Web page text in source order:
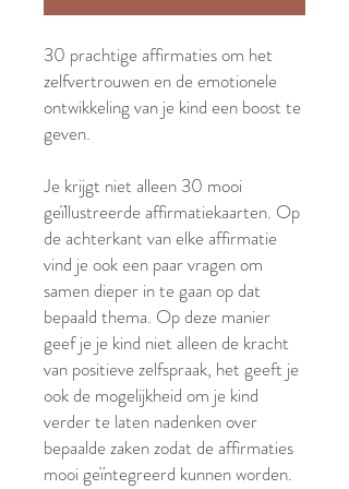
30 prachtige affirmaties om het
zelfvertrouwen en de emotionele
ontwikkeling van je kind een boost te
geven.
Je krijgt niet alleen 30 mooi
geïllustreerde affirmatiekaarten. Op
de achterkant van elke affirmatie
vind je ook een paar vragen om
samen dieper in te gaan op dat
bepaald thema. Op deze manier
geef je je kind niet alleen de kracht
van positieve zelfspraak, het geeft je
ook de mogelijkheid om je kind
verder te laten nadenken over
bepaalde zaken zodat de affirmaties
mooi geïntegreerd kunnen worden.